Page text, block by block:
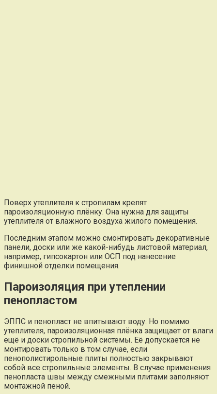
Поверх утеплителя к стропилам крепят
пароизоляционную плёнку. Она нужна для защиты
утеплителя от влажного воздуха жилого помещения.
Последним этапом можно смонтировать декоративные
панели, доски или же какой-нибудь листовой материал,
например, гипсокартон или ОСП под нанесение
финишной отделки помещения.
Пароизоляция при утеплении
пенопластом
ЭППС и пенопласт не впитывают воду. Но помимо
утеплителя, пароизоляционная плёнка защищает от влаги
ещё и доски стропильной системы. Её допускается не
монтировать только в том случае, если
пенополистирольные плиты полностью закрывают
собой все стропильные элементы. В случае применения
пенопласта швы между смежными плитами заполняют
монтажной пеной.